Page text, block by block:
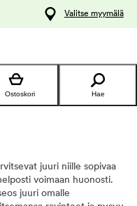
Valitse myymälä
Ostoskori Hae
juuri niille sopivaa
voimaan huonosti.
juuri omalle